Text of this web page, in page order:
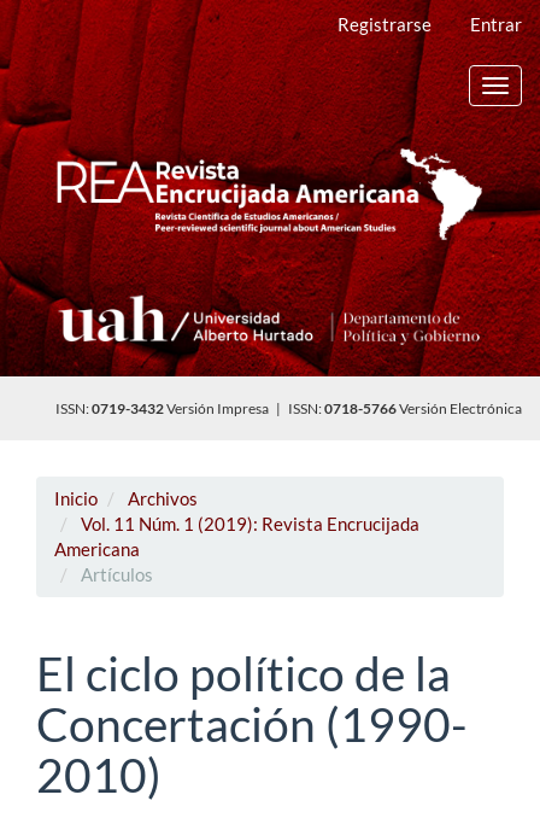
Navegación
principal
Contenido
principal
Barra
lateral
Registrarse Entrar
ISSN:0719-3432Versión Impresa | ISSN:0718-5766Versión Electrónica
Inicio
Archivos
Vol. 11 Núm. 1 (2019): Revista Encrucijada
Americana
Artículos
El ciclo político de la
Concertación (1990-
2010)